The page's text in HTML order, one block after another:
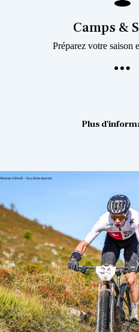
Camps &
Préparez votre saison
Plus